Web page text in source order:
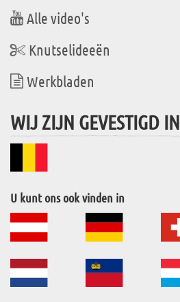
Alle video's
Knutselideeën
Werkbladen
WIJ ZIJN GEVESTIGD IN
U kunt ons ook vinden in